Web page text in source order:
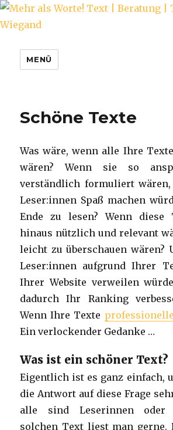
Mehr als Worte!
MENÜ
Schöne Texte
Was wäre, wenn alle Ihre
wären? Wenn sie so
verständlich formuliert
Leser:innen Spaß machen
Ende zu lesen? Wenn diese
hinaus nützlich und relevant
leicht zu überschauen wären?
Leser:innen aufgrund Ihrer
Ihrer Website verweilen
dadurch Ihr Ranking
Wenn Ihre Texte
Ein verlockender Gedanke …
Was ist ein schöner Text?
Eigentlich ist es ganz einfach,
die Antwort auf diese Frage
alle sind Leserinnen oder
solchen Text liest man